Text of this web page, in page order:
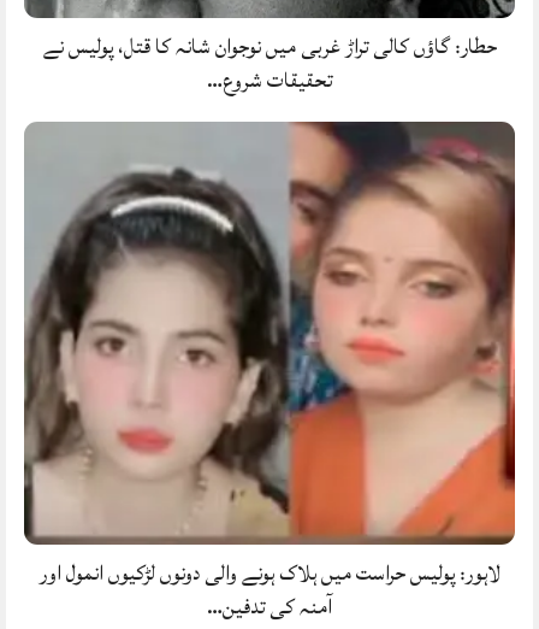
حطار: گاؤں کالی تراڑ غربی میں نوجوان شانہ کا قتل، پولیس نے
تحقیقات شروع…
لاہور: پولیس حراست میں ہلاک ہونے والی دونوں لڑکیوں انمول اور
آمنہ کی تدفین…